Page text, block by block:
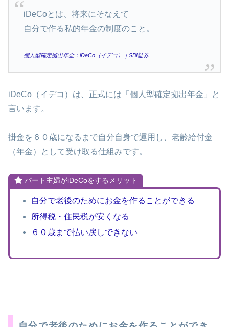
iDeCoとは、将来にそなえて
自分で作る私的年金の制度のこと。
個人型確定拠出年金：iDeCo（イデコ）｜SBI証券
iDeCo（イデコ）は、正式には「個人型確定拠出年金」と
言います。
掛金を６０歳になるまで自分自身で運用し、老齢給付金
（年金）として受け取る仕組みです。
パート主婦がiDeCoをするメリット
自分で老後のためにお金を作ることができる
所得税・住民税が安くなる
６０歳まで払い戻しできない